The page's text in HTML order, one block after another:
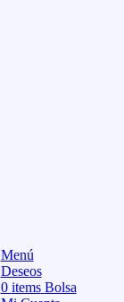
Menú
Deseos
0 items Bolsa